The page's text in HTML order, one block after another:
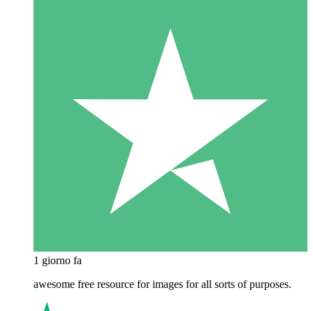
1 giorno fa
awesome free resource for images for all sorts of purposes.